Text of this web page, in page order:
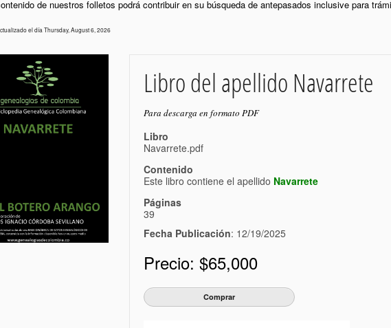
de nuestros folletos podrá contribuir en su búsqueda de antepasados inclusive para
el día Thursday, August 6, 2026
Libro del apellido Navarrete
Para descarga en formato PDF
Libro
Navarrete.pdf
Contenido
Este libro contiene el apellido Navarrete
Páginas
39
Fecha Publicación: 12/19/2025
Precio: $65,000